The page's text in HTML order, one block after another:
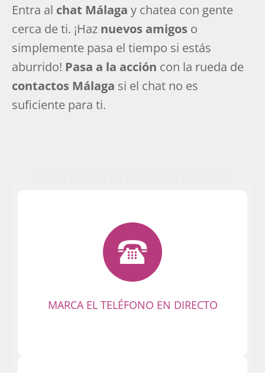
Entra al chat Málaga y chatea con gente
cerca de ti. ¡Haz nuevos amigos o
simplemente pasa el tiempo si estás
aburrido! Pasa a la acción con la rueda de
contactos Málaga si el chat no es
suficiente para ti.
MARCA EL TELÉFONO EN DIRECTO
Tu entrada en la Party es inmediata. ¡Sin
registros! ¡Así de fácil es conectarse!
¡Llama y prepárate para disfrutar del